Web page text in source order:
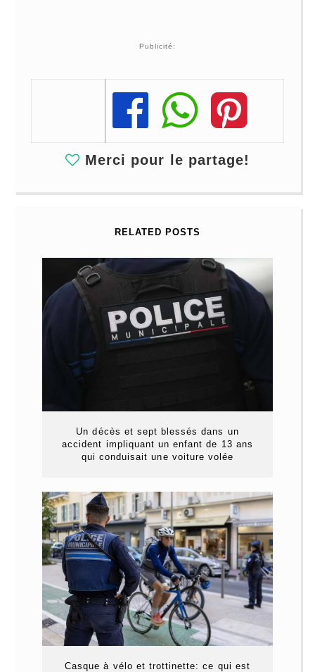
Publicité:
Share
Share
Share
Merci pour le partage!
RELATED POSTS
Un décès et sept blessés dans un
accident impliquant un enfant de 13 ans
qui conduisait une voiture volée
Casque à vélo et trottinette: ce qui est